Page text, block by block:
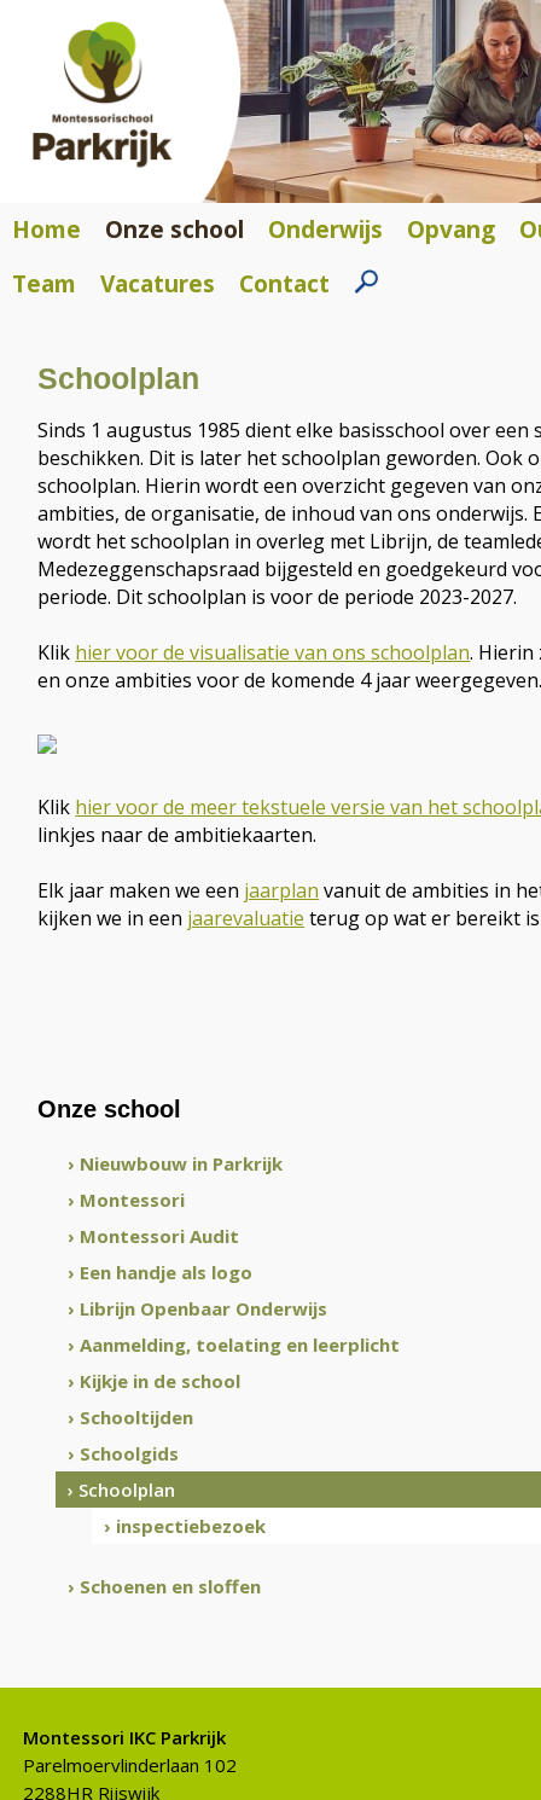
Home Onze school Onderwijs Opvang
Team
Vacatures Contact
Schoolplan
Sinds 1 augustus 1985 dient elke basisschool over een
beschikken. Dit is later het schoolplan geworden. Ook
schoolplan. Hierin wordt een overzicht gegeven van
ambities, de organisatie, de inhoud van ons onderwijs.
wordt het schoolplan in overleg met Librijn, de
Medezeggenschapsraad bijgesteld en goedgekeurd
periode. Dit schoolplan is voor de periode 2023-2027.
Klik hier voor de visualisatie van ons schoolplan. Hierin
en onze ambities voor de komende 4 jaar
Klik hier voor de meer tekstuele versie van het
linkjes naar de ambitiekaarten.
Elk jaar maken we een jaarplan vanuit de ambities in
kijken we in een jaarevaluatie terug op wat er bereikt
Onze school
› Nieuwbouw in Parkrijk
› Montessori
› Montessori Audit
› Een handje als logo
› Librijn Openbaar Onderwijs
› Aanmelding, toelating en leerplicht
› Kijkje in de school
› Schooltijden
› Schoolgids
› Schoolplan
› inspectiebezoek
› Schoenen en sloffen
Montessori IKC Parkrijk
Parelmoervlinderlaan 102
2288HR Rijswijk